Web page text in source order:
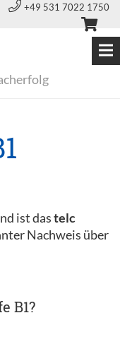
+49 531 7022 1750
ist dastelc
Nachweis über
B1?